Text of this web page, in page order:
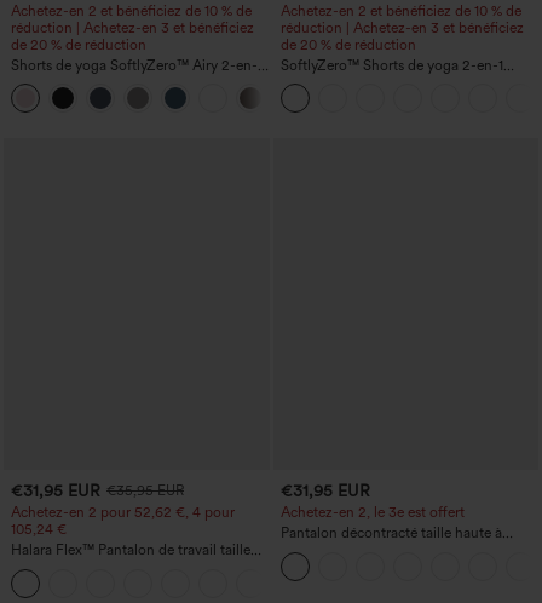
Achetez-en 2 et bénéficiez de 10 % de
réduction | Achetez-en 3 et bénéficiez
de 20 % de réduction
Shorts de yoga SoftlyZero™ Airy 2-en-1
InstantCool, super taille haute, 7" avec
poches
Achetez-en 2 et bénéficiez de 10 % de
réduction | Achetez-en 3 et bénéficiez
de 20 % de réduction
SoftlyZero™ Shorts de yoga 2-en-1
InstantCool, super taille haute, aérés, 5''
avec poches — longueur allongée
€31,95 EUR €35,95 EUR
Achetez-en 2 pour 52,62 €, 4 pour
105,24 €
Halara Flex™ Pantalon de travail taille
haute sculptant la silhouette, gainant la
taille, avec poches, jambe large en
€31,95 EUR
Achetez-en 2, le 3e est offert
Pantalon décontracté taille haute à
cordon, coupe large en mélange de lin,
avec poches